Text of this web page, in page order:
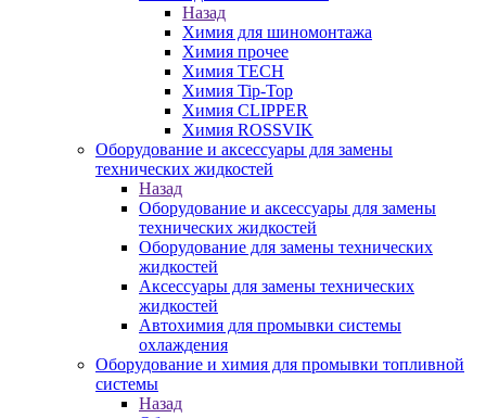
Назад
Химия для шиномонтажа
Химия прочее
Химия TECH
Химия Tip-Top
Химия CLIPPER
Химия ROSSVIK
Оборудование и аксессуары для замены
технических жидкостей
Назад
Оборудование и аксессуары для замены
технических жидкостей
Оборудование для замены технических
жидкостей
Аксессуары для замены технических
жидкостей
Автохимия для промывки системы
охлаждения
Оборудование и химия для промывки топливной
системы
Назад